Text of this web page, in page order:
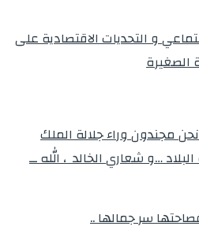
و التحديات الاقتصادية على
الصغيرة
مجندون وراء جلالة الملك
…و شعاري الخالد ، الله ــ
سر جمالها ..